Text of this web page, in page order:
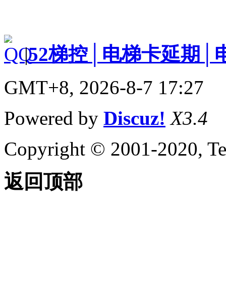
|52梯控│电梯卡延期│
GMT+8, 2026-8-7 17:27
Powered by Discuz! X3.4
Copyright © 2001-2020,
返回顶部